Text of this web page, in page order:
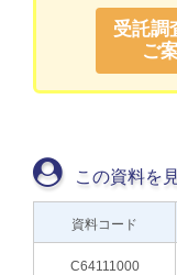
受託調
ご
この資料を
資料コード
C64111000